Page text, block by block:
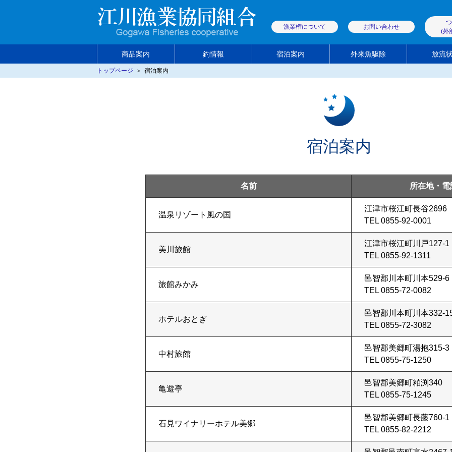
漁業権について お問い合わせ
(外
商品案内
商品紹介 食べ方いろいろ
釣情報
釣情報 釣り場マップ
宿泊案内 外来魚駆除 放流
トップページ ＞ 宿泊案内
宿泊案内
名前 所在地・
温泉リゾート風の国
江津市桜江町長谷2696
TEL 0855-92-0001
美川旅館
江津市桜江町川戸127-1
TEL 0855-92-1311
旅館みかみ
邑智郡川本町川本529-6
TEL 0855-72-0082
ホテルおとぎ
邑智郡川本町川本332-
TEL 0855-72-3082
中村旅館
邑智郡美郷町湯抱315-3
TEL 0855-75-1250
亀遊亭
邑智郡美郷町粕渕340
TEL 0855-75-1245
石見ワイナリーホテル美郷
邑智郡美郷町長藤760-1
TEL 0855-82-2212